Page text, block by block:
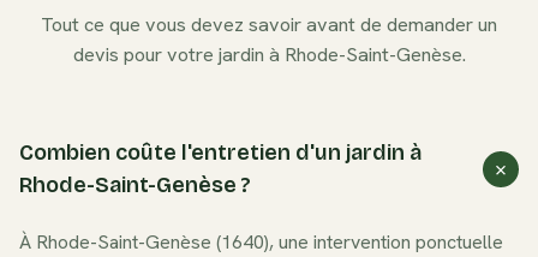
Tout ce que vous devez savoir avant de demander un
devis pour votre jardin à Rhode-Saint-Genèse.
Combien coûte l'entretien d'un jardin à
Rhode-Saint-Genèse ?
À Rhode-Saint-Genèse (1640), une intervention ponctuelle